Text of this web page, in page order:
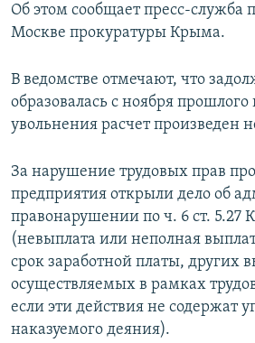
КРЫМ.НЕПОКОРЕННЫЙ
УКРАИНСКАЯ ПРОБЛЕМА КРЫМА
Все сайты RFE/RL
Об этом сообщает пресс-служба
Москве прокуратуры Крыма.
В ведомстве отмечают, что
образовалась с ноября прошлого
увольнения расчет произведен
За нарушение трудовых прав
предприятия открыли дело об
правонарушении по ч. 6 ст. 5.27
(невыплата или неполная
срок заработной платы, других
осуществляемых в рамках
если эти действия не содержат
наказуемого деяния).